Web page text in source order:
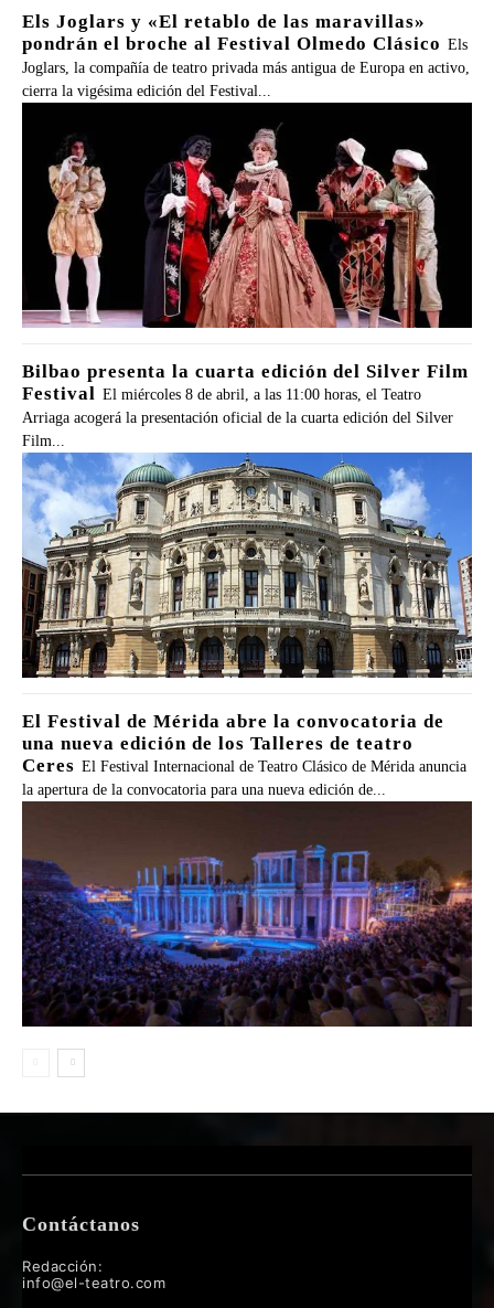
Els Joglars y «El retablo de las maravillas»
pondrán el broche al Festival Olmedo Clásico Els
Joglars, la compañía de teatro privada más antigua de Europa en activo,
cierra la vigésima edición del Festival...
Bilbao presenta la cuarta edición del Silver Film
Festival El miércoles 8 de abril, a las 11:00 horas, el Teatro
Arriaga acogerá la presentación oficial de la cuarta edición del Silver
Film...
El Festival de Mérida abre la convocatoria de
una nueva edición de los Talleres de teatro
Ceres El Festival Internacional de Teatro Clásico de Mérida anuncia
la apertura de la convocatoria para una nueva edición de...
Contáctanos
Redacción:
info@el-teatro.com